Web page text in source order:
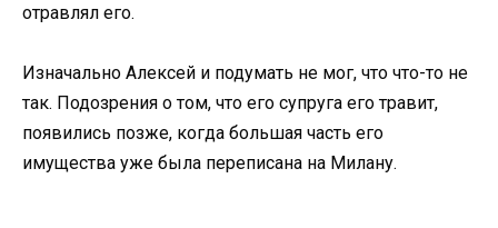
отравлял его.
Изначально Алексей и подумать не мог, что что-то не
так. Подозрения о том, что его супруга его травит,
появились позже, когда большая часть его
имущества уже была переписана на Милану.